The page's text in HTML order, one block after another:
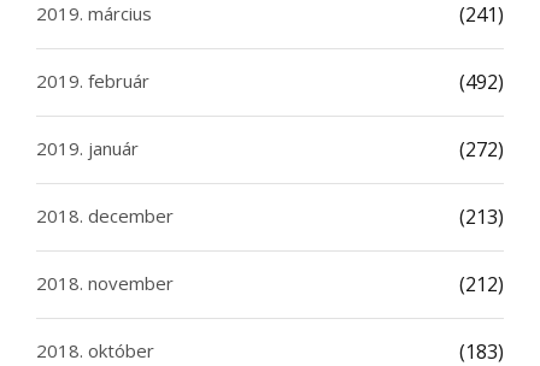
2019. március (241)
2019. február (492)
2019. január (272)
2018. december (213)
2018. november (212)
2018. október (183)